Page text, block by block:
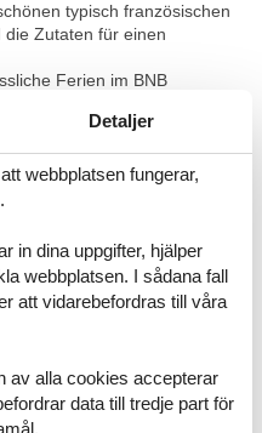
typisch französischen
Zutaten für einen
Ferien im BNB
723m – seit 1799 sous
der besonderen der Haute
Geschichte, eine enge
verbindet. Castellane mit
rund um den Markt
Aussehen.
sehen, die hohen Alpen und
(Cols de la Cayolle, Allos und
mit ihren herrlichen Tiefen
Detaljer
webbplatsen fungerar,
in dina uppgifter, hjälper
webbplatsen. I sådana fall
att vidarebefordras till våra
av alla cookies accepterar
data till tredje part för